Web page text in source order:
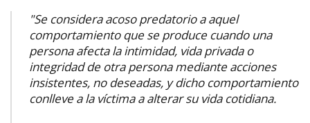
​"Se considera acoso predatorio a aquel
comportamiento que se produce cuando una
persona afecta la intimidad, vida privada o
integridad de otra persona mediante acciones
insistentes, no deseadas, y dicho comportamiento
conlleve a la víctima a alterar su vida cotidiana.